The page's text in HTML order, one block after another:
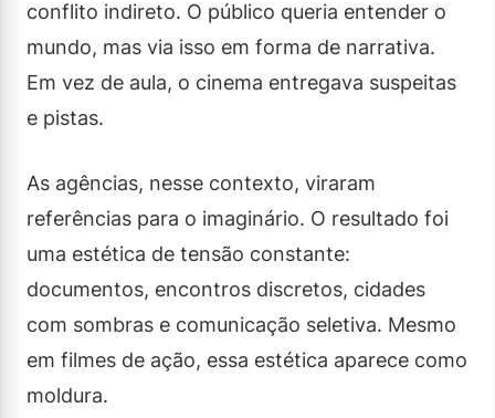
conflito indireto. O público queria entender o
mundo, mas via isso em forma de narrativa.
Em vez de aula, o cinema entregava suspeitas
e pistas.
As agências, nesse contexto, viraram
referências para o imaginário. O resultado foi
uma estética de tensão constante:
documentos, encontros discretos, cidades
com sombras e comunicação seletiva. Mesmo
em filmes de ação, essa estética aparece como
moldura.